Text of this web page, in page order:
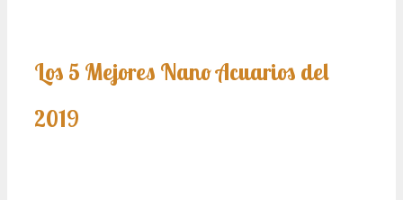
Los 5 Mejores Nano Acuarios del
2019